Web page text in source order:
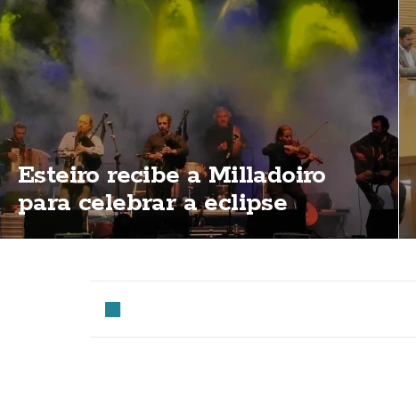
Esteiro recibe a Milladoiro
para celebrar a eclipse